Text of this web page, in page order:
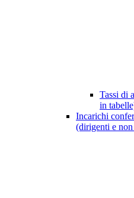
Tassi di
in
Incarichi
(dirigenti e